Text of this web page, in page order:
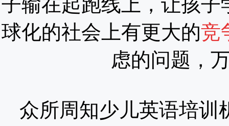
球化的社会上有更大的竞
虑的问题，
众所周知少儿英语培训